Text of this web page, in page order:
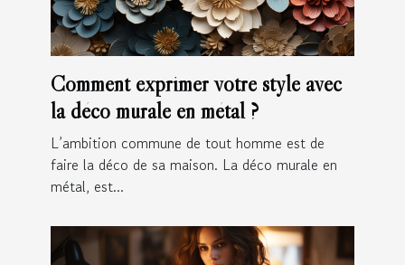
Comment exprimer votre style avec
la déco murale en métal ?
L’ambition commune de tout homme est de
faire la déco de sa maison. La déco murale en
métal, est...